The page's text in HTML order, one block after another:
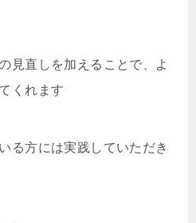
見直しを加えることで、よ
くれます
る方には実践していただき